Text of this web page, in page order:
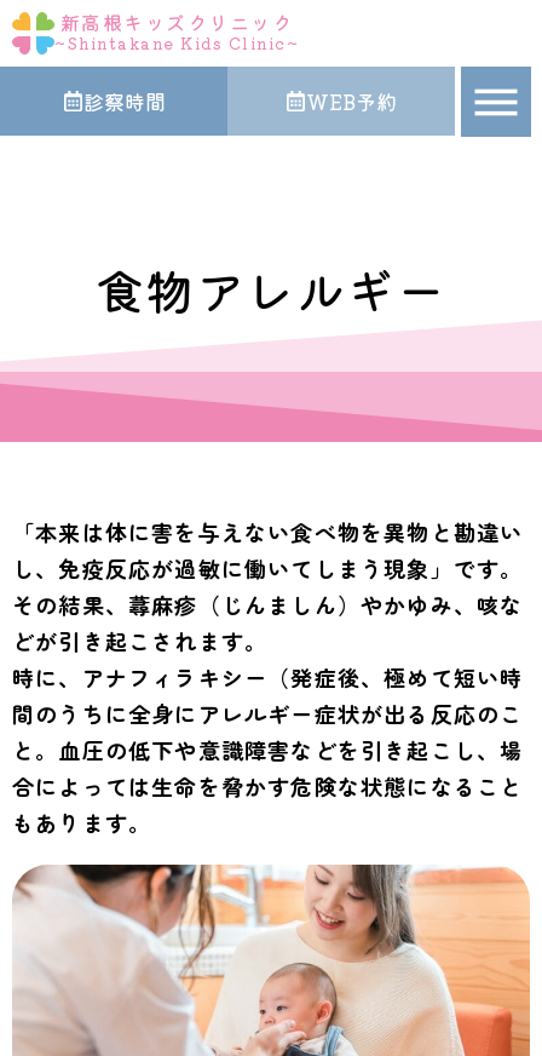
内
容
キ
新高根キッズクリニック
~Shintakane Kids Clinic~
診察時間 WEB予約
食物アレルギー
「本来は体に害を与えない食べ物を異物と勘違い
し、免疫反応が過敏に働いてしまう現象」です。
その結果、蕁麻疹（じんましん）やかゆみ、咳な
どが引き起こされます。
時に、アナフィラキシー（発症後、極めて短い時
間のうちに全身にアレルギー症状が出る反応のこ
と。血圧の低下や意識障害などを引き起こし、場
合によっては生命を脅かす危険な状態になること
もあります。